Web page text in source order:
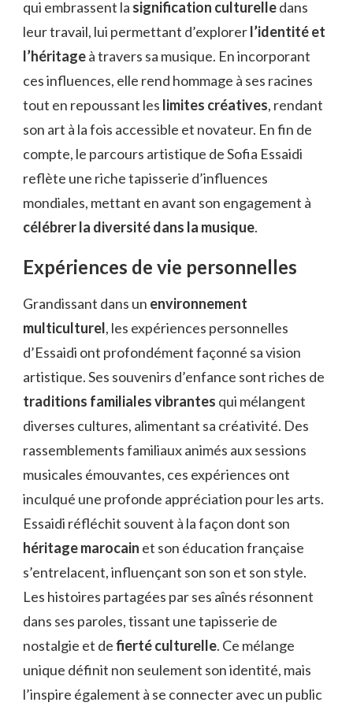
qui embrassent la signification culturelledans
leur travail, lui permettant d’explorerl’identité et
l’héritageà travers sa musique. En incorporant
ces influences, elle rend hommage à ses racines
tout en repoussant les limites créatives, rendant
son art à la fois accessible et novateur. En fin de
compte, le parcours artistique de Sofia Essaidi
reflète une riche tapisserie d’influences
mondiales, mettant en avant son engagement à
célébrer la diversité dans la musique.
Expériences de vie personnelles
Grandissant dans un environnement
multiculturel, les expériences personnelles
d’Essaidi ont profondément façonné sa vision
artistique. Ses souvenirs d’enfance sont riches de
traditions familiales vibrantes qui mélangent
diverses cultures, alimentant sa créativité. Des
rassemblements familiaux animés aux sessions
musicales émouvantes, ces expériences ont
inculqué une profonde appréciation pour les arts.
Essaidi réfléchit souvent à la façon dont son
héritage marocain et son éducation française
s’entrelacent, influençant son son et son style.
Les histoires partagées par ses aînés résonnent
dans ses paroles, tissant une tapisserie de
nostalgie et defierté culturelle. Ce mélange
unique définit non seulement son identité, mais
l’inspire également à se connecter avec un public